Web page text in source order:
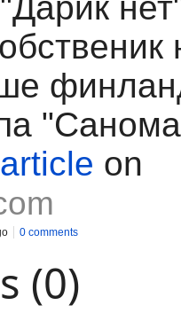
on
0 comments
(0)